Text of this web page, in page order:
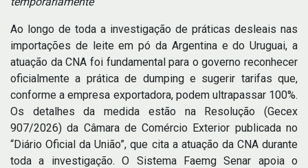
Ao longo de toda a investigação de práticas desleais nas
importações de leite em pó da Argentina e do Uruguai, a
atuação da CNA foi fundamental para o governo reconhecer
oficialmente a prática de dumping e sugerir tarifas que,
conforme a empresa exportadora, podem ultrapassar 100%.
Os detalhes da medida estão na Resolução (Gecex
907/2026) da Câmara de Comércio Exterior publicada no
“Diário Oficial da União”, que cita a atuação da CNA durante
toda a investigação. O Sistema Faemg Senar apoia o